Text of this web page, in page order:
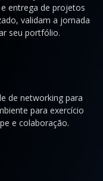
entrega de projetos
validam a jornada
seu portfólio.
de networking para
para exercício
e colaboração.